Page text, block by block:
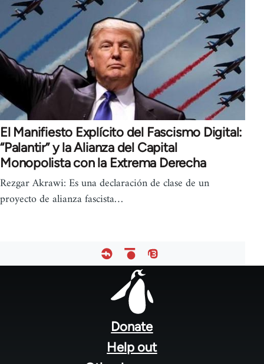
El Manifiesto Explícito del Fascismo Digital:
“Palantir” y la Alianza del Capital
Monopolista con la Extrema Derecha
Rezgar Akrawi: Es una declaración de clase de un
proyecto de alianza fascista…
Donate
Help out